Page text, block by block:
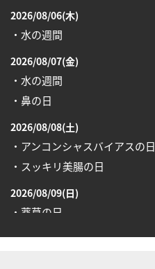
2026/08/06(木)
・水の週間
2026/08/07(金)
・水の週間
・鼻の日
2026/08/08(土)
・アンコンシャスバイアスの日
・スッキリ美腸の日
2026/08/09(日)
・薬草の日
2026/08/10(月)